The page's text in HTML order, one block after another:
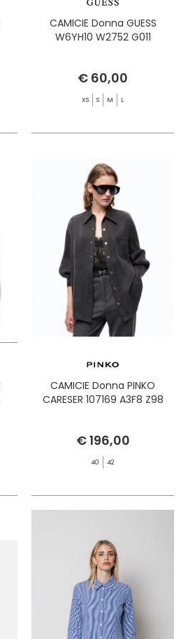
CAMICIE Donna GUESS
W6YH10 W2752 G011
€ 60,00
XS S M L
CAMICIE Donna PINKO
CARESER 107169 A3F8 Z98
€ 196,00
40 42